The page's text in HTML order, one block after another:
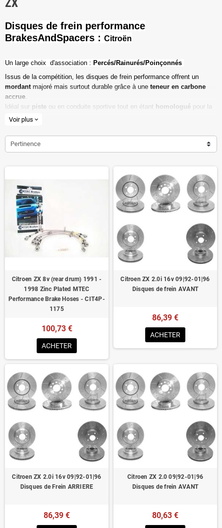
ZX
Disques de frein performance
BrakesAndSpacers : Citroën
Un l arge choix d'association : Percés/Rainurés/Poinçonnés
Issus de la compétition, les disques de frein performance offrent un
mordant majoré mais surtout durable grâce à une teneur en carbone
accrue.
Idéal sur piste ou en conduite sportive tout en étant homologué pour la
route ouverte.
Dimensions d'origine respectées
Installation en lieu et place.
Poids réduit de 20% en moyenne
Homologué pour le contrôle technique
Voir plus expand_more
Pertinence
Citroen ZX 8v (rear drum) 1991 -
1998 Zinc Plated MTEC
Performance Brake Hoses - CIT4P-
1175
100,73 €
ACHETER
Citroen ZX 2.0i 16v 09|92-01|96
Disques de frein AVANT
86,39 €
ACHETER
Citroen ZX 2.0i 16v 09|92-01|96
Disques de Frein ARRIERE
86,39 €
Citroen ZX 2.0 09|92-01|96
Disques de frein AVANT
80,63 €